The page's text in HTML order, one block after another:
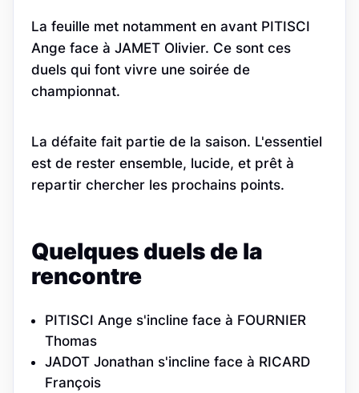
La feuille met notamment en avant PITISCI
Ange face à JAMET Olivier. Ce sont ces
duels qui font vivre une soirée de
championnat.
La défaite fait partie de la saison. L'essentiel
est de rester ensemble, lucide, et prêt à
repartir chercher les prochains points.
Quelques duels de la
rencontre
PITISCI Ange s'incline face à FOURNIER
Thomas
JADOT Jonathan s'incline face à RICARD
François